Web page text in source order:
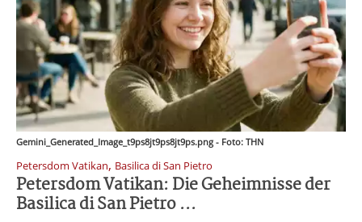
Gemini_Generated_Image_t9ps8jt9ps8jt9ps.png - Foto: THN
Petersdom Vatikan, Basilica di San Pietro
Petersdom Vatikan: Die Geheimnisse der
Basilica di San Pietro ...